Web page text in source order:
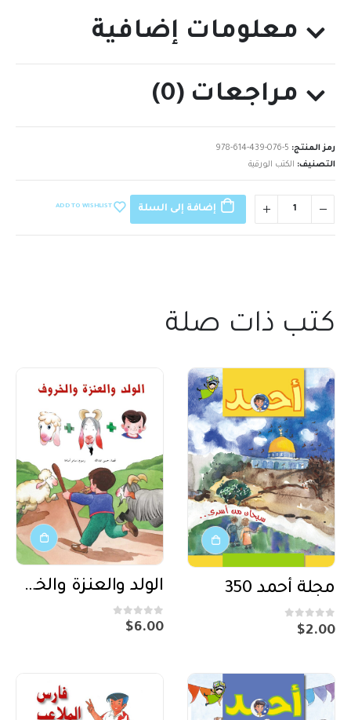
معلومات إضافية
مراجعات (0)
رمز المنتج: 978-614-439-076-5
التصنيف: الكتب الورقية
إضافة إلى السلة ADD TO WISHLIST
كتب ذات صلة
مجلة أحمد 350
0
out of 5
$2.00
الولد والعنزة والخروف
0
out of 5
$6.00